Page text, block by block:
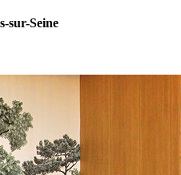
sur-Seine